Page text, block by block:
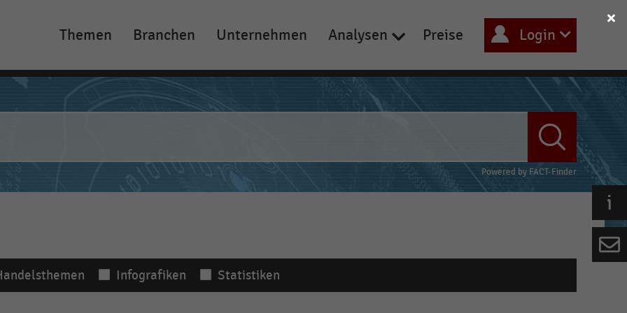
Main
navigation
Themen Branchen Unternehmen Analysen Preise Login
Powered by FACT-Finder
Infografiken Statistiken